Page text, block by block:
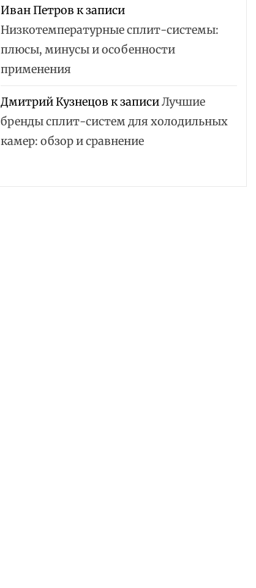
Иван Петров к записи
Низкотемпературные сплит-системы:
плюсы, минусы и особенности
применения
Дмитрий Кузнецов к записиЛучшие
бренды сплит-систем для холодильных
камер: обзор и сравнение